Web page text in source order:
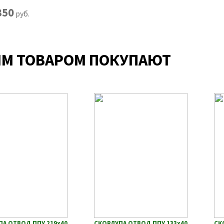
руб.
ТОВАРОМ ПОКУПАЮТ